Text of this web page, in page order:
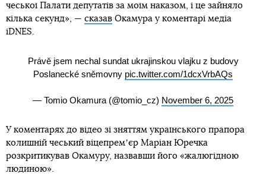
чеської Палати депутатів за моїм наказом, і це зайняло
кілька секунд», — сказав Окамура у коментарі медіа
iDNES.
Právě jsem nechal sundat ukrajinskou vlajku z budovy
Poslanecké sněmovny pic.twitter.com/1dcxVrbAQs
— Tomio Okamura (@tomio_cz) November 6, 2025
У коментарях до відео зі зняттям українського прапора
колишній чеський віцепремʼєр Маріан Юречка
розкритикував Окамуру, назвавши його «жалюгідною
людиною».